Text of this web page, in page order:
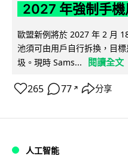
2027 年強制手
歐盟新例將於 2027 年 2 月
池須可由用戶自行拆換，目
圾。現時 Sams...
閱讀全文
265 77 ↗ 分享
人工智能